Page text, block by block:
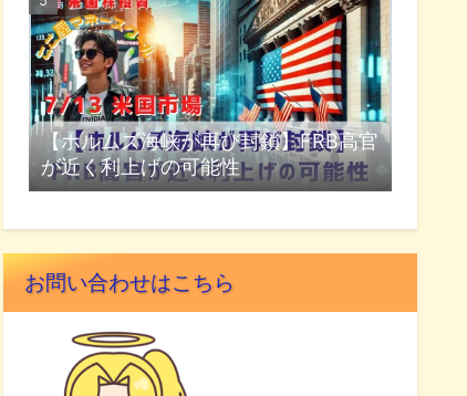
【ホルムズ海峡が再び封鎖】FRB高官
が近く利上げの可能性
お問い合わせはこちら